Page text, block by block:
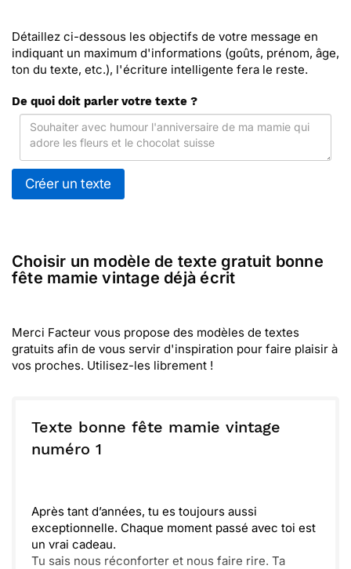
Détaillez ci-dessous les objectifs de votre message en
indiquant un maximum d'informations (goûts, prénom, âge,
ton du texte, etc.), l'écriture intelligente fera le reste.
De quoi doit parler votre texte ?
Créer un texte
Choisir un modèle de texte gratuit bonne
fête mamie vintage déjà écrit
Merci Facteur vous propose des modèles de textes
gratuits afin de vous servir d'inspiration pour faire plaisir à
vos proches. Utilisez-les librement !
Texte bonne fête mamie vintage
numéro 1
Après tant d’années, tu es toujours aussi
exceptionnelle. Chaque moment passé avec toi est
un vrai cadeau.
Tu sais nous réconforter et nous faire rire. Ta